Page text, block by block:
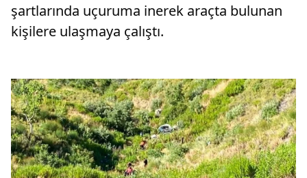
şartlarında uçuruma inerek araçta bulunan
kişilere ulaşmaya çalıştı.